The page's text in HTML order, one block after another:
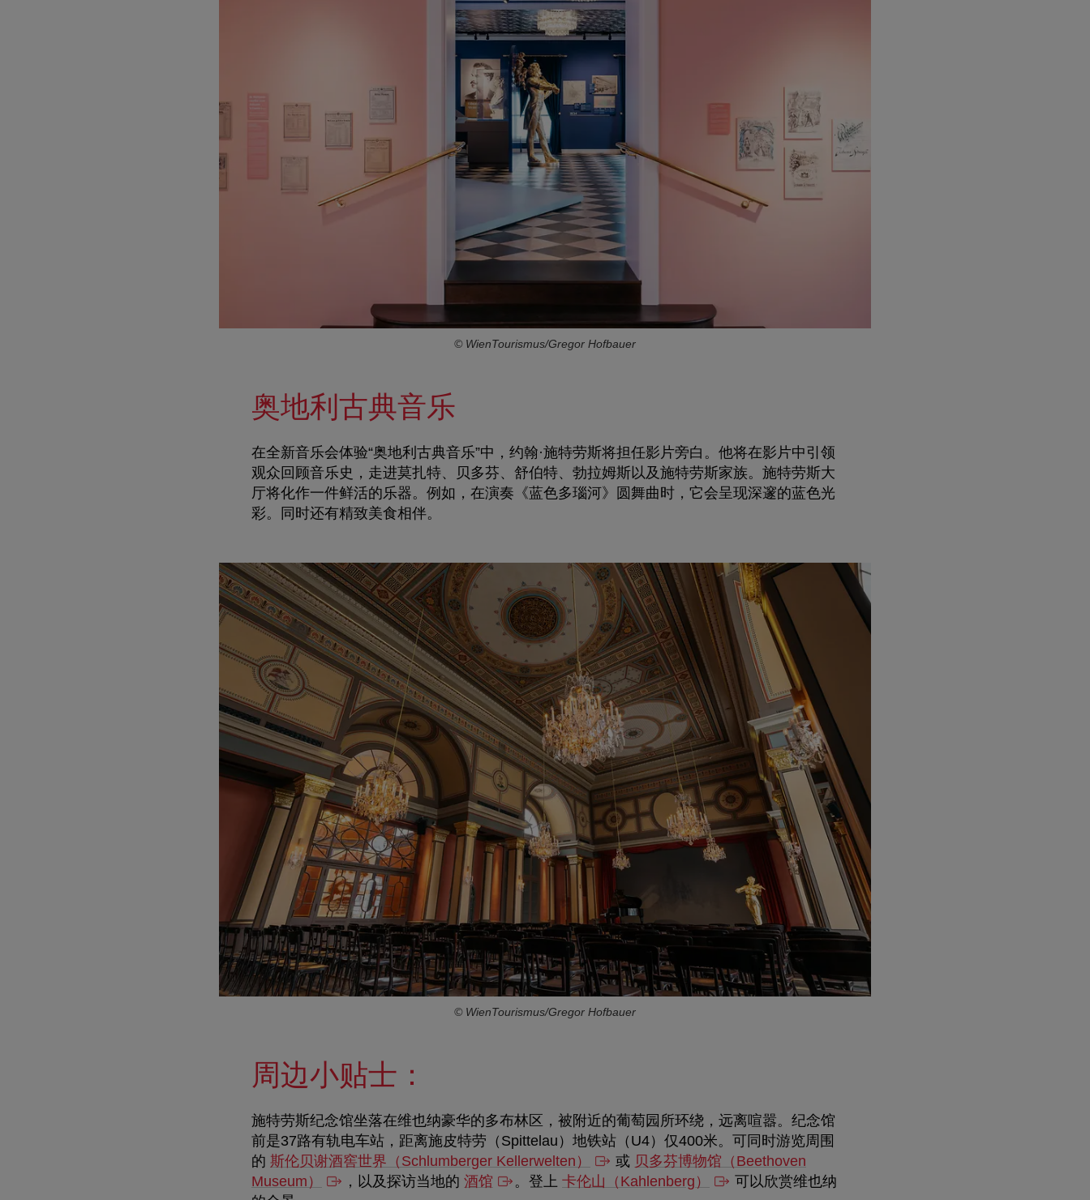
© WienTourismus/Gregor Hofbauer
奥地利古典音乐
在全新音乐会体验“奥地利古典音乐”中，约翰·施特劳斯将担任影片旁白。他将在影片中引领
观众回顾音乐史，走进莫扎特、贝多芬、舒伯特、勃拉姆斯以及施特劳斯家族。施特劳斯大
厅将化作一件鲜活的乐器。例如，在演奏《蓝色多瑙河》圆舞曲时，它会呈现深邃的蓝色光
彩。同时还有精致美食相伴。
© WienTourismus/Gregor Hofbauer
周边小贴士：
施特劳斯纪念馆坐落在维也纳豪华的多布林区 ，被附近的葡萄园所环绕，远离喧嚣。纪念馆
前是37路有轨电车站，距离施皮特劳（Spittelau）地铁站（U4）仅400米。可同时游览周围
的 斯伦贝谢酒窖世界（Schlumberger Kellerwelten） 或 贝多芬博物馆（Beethoven
Museum）
，以及探访当地的 酒馆 。登上 卡伦山（Kahlenberg）
可以欣赏维也纳